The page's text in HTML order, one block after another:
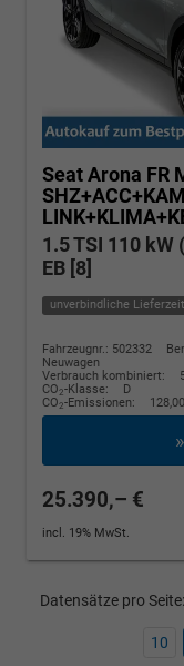
Seat Arona FR
1.5 TSI 110 kW
EB [8]
unverbindliche
Fahrzeugnr.: 502332
Neuwagen
Verbrauch kombiniert:
CO2-Klasse:
D
CO2-Emissionen:
25.390,– €
incl. 19% MwSt.
Datensätze pro Seite:
10